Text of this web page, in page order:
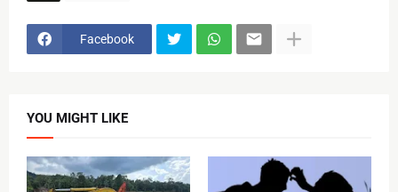
Facebook
YOU MIGHT LIKE